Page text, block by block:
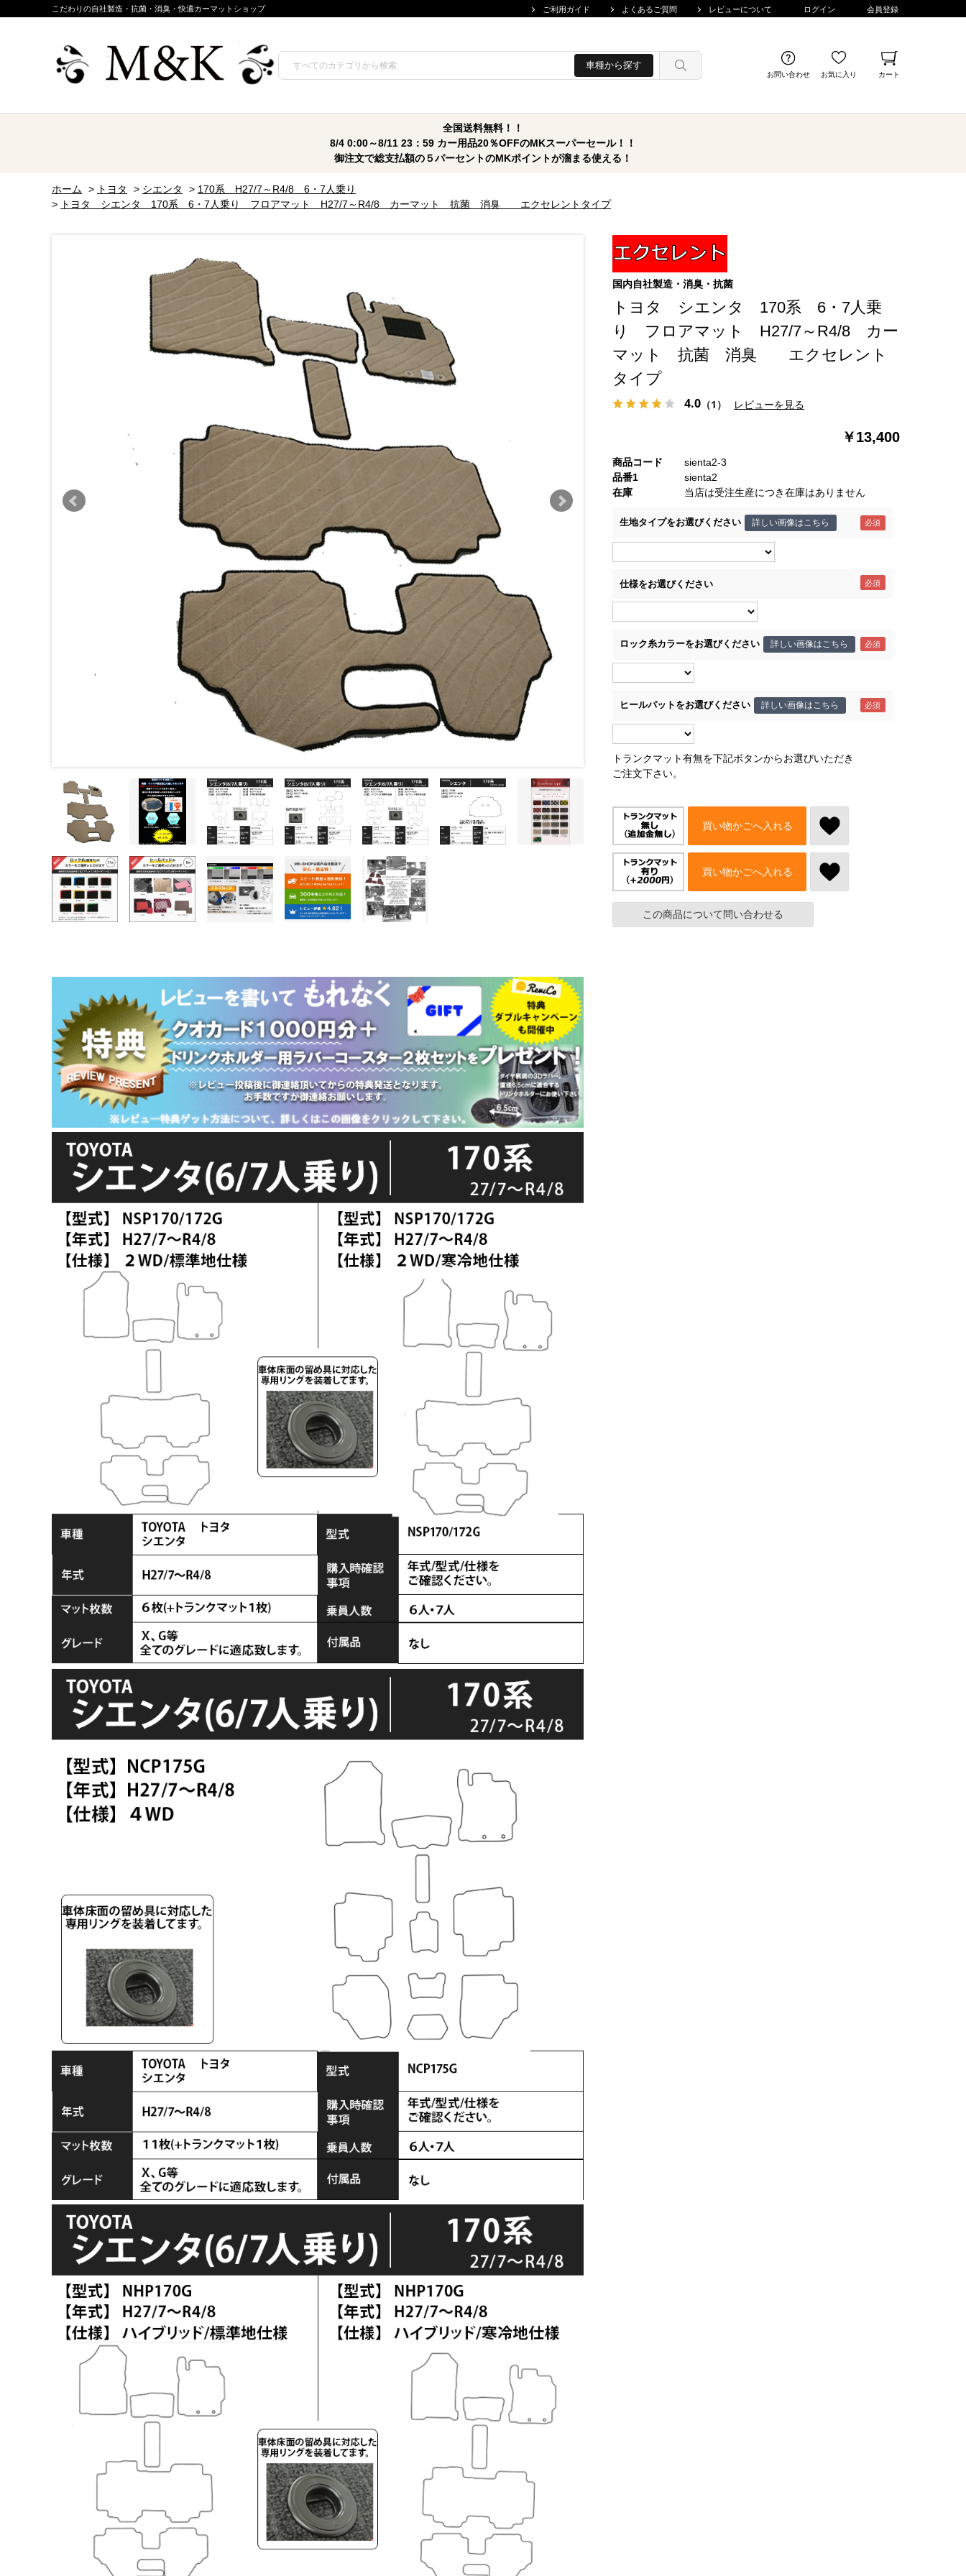
こだわりの自社製造・抗菌・消臭・快適カーマットショップ ご利用ガイド よくあるご質問 レビューについて ログイン 会員登録
車種から探す
お問い合わせ お気に入り カート
全国送料無料！！
8/4 0:00～8/11 23：59 カー用品20％OFFのMKスーパーセール！！
御注文で総支払額の５パーセントのMKポイントが溜まる使える！
ホーム > トヨタ > シエンタ > 170系 H27/7～R4/8 6・7人乗り
> トヨタ シエンタ 170系 6・7人乗り フロアマット H27/7～R4/8 カーマット 抗菌 消臭 エクセレントタイプ
国内自社製造・消臭・抗菌
トヨタ シエンタ 170系 6・7人乗
り フロアマット H27/7～R4/8 カー
マット 抗菌 消臭 エクセレント
タイプ
4.0 （1） レビューを見る
￥13,400
商品コード
sienta2-3
品番1
sienta2
在庫
当店は受注生産につき在庫はありません
トランクマット有無を下記ボタンからお選びいただき
ご注文下さい。
生地タイプをお選びください 詳しい画像はこちら
仕様をお選びください
ロック糸カラーをお選びください 詳しい画像はこちら
ヒールパットをお選びください 詳しい画像はこちら
買い物かごへ入れる
買い物かごへ入れる
この商品について問い合わせる